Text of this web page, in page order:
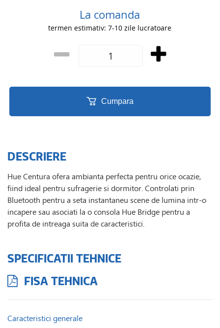
La comanda
termen estimativ: 7-10 zile lucratoare
Cumpara
DESCRIERE
Hue Centura ofera ambianta perfecta pentru orice ocazie,
fiind ideal pentru sufragerie si dormitor. Controlati prin
Bluetooth pentru a seta instantaneu scene de lumina intr-o
incapere sau asociati la o consola Hue Bridge pentru a
profita de intreaga suita de caracteristici.
SPECIFICATII TEHNICE
FISA TEHNICA
Caracteristici generale